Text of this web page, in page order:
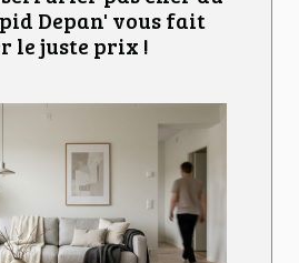
Depan' vous fait
le juste prix !